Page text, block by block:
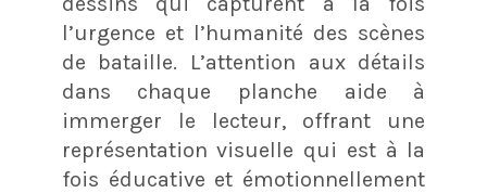
l’urgence et l’humanité des scènes
de bataille. L’attention aux détails
dans chaque planche aide à
immerger le lecteur, offrant une
représentation visuelle qui est à la
fois éducative et émotionnellement